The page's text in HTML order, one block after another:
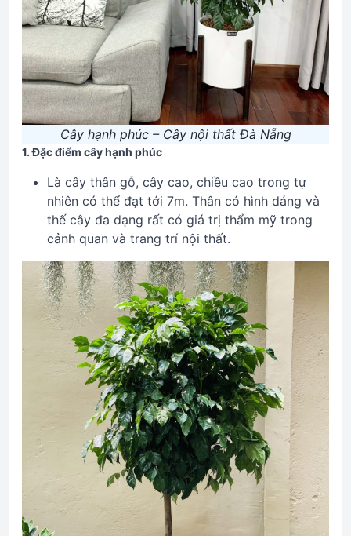
Cây hạnh phúc – Cây nội thất Đà Nẵng
1. Đặc điểm cây hạnh phúc
Là cây thân gỗ, cây cao, chiều cao trong tự
nhiên có thể đạt tới 7m. Thân có hình dáng và
thế cây đa dạng rất có giá trị thẩm mỹ trong
cảnh quan và trang trí nội thất.